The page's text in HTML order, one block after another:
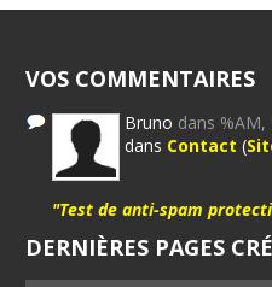
VOS COMMENTAIRES
Bruno dans %AM,
dans Contact (
"Test de anti-spam
DERNIÈRES PAGES